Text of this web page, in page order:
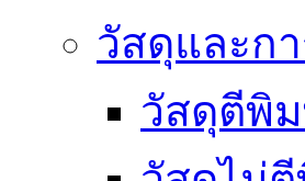
วัสดุและก
วัสดุตีพิ